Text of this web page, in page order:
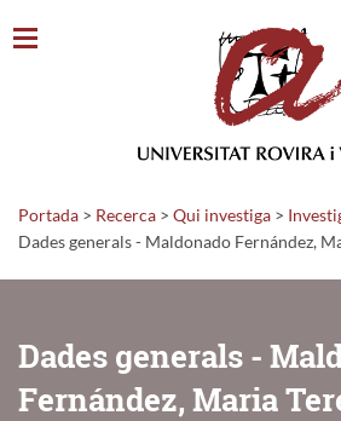
Portada > Recerca > Qui investiga >
Dades generals - Maldonado Fernández,
Dades generals -
Fernández, Maria